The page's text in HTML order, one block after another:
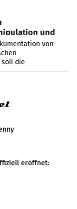
und
von
soll die
Manipulation und
eröffnet: